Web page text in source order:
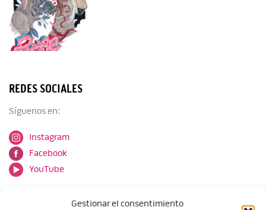
Gestionar el consentimiento
REDES SOCIALES
Síguenos en:
Instagram
Facebook
YouTube